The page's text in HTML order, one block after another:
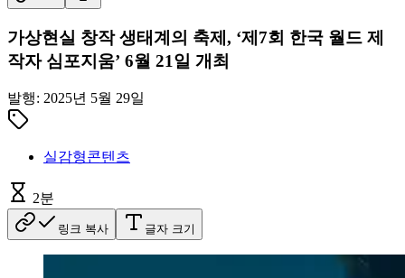
가상현실 창작 생태계의 축제, ‘제7회 한국 월드 제
작자 심포지움’ 6월 21일 개최
발행: 2025년 5월 29일
실감형콘텐츠
2분
링크 복사 글자 크기